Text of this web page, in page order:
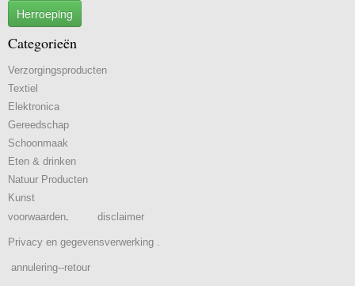
Herroeping
Categorieën
Verzorgingsproducten
Textiel
Elektronica
Gereedschap
Schoonmaak
Eten & drinken
Natuur Producten
Kunst
voorwaarden. disclaimer
Privacy en gegevensverwerking .
annulering--retour